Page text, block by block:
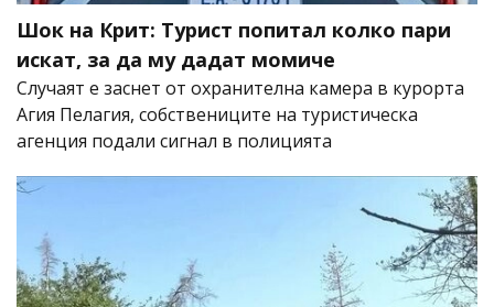
Шок на Крит: Турист попитал колко пари
искат, за да му дадат момиче
Случаят е заснет от охранителна камера в курорта
Агия Пелагия, собствениците на туристическа
агенция подали сигнал в полицията